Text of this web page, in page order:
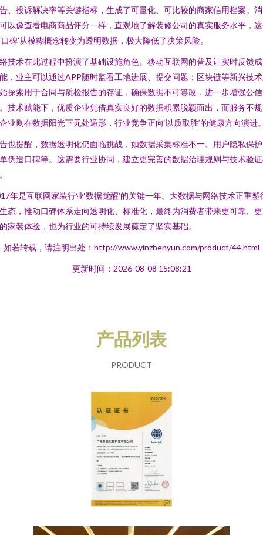
、投诉解决率等关键指标，生成了可量化、可比较的商家信用档案。
以像查看电商商品评分一样，直观地了解装修公司的真实服务水平，
口碑’从模糊概念转变为透明数据，极大降低了决策风险。
技术在此过程中扮演了基础设施角色。移动互联网的普及让实时反馈
，业主可以通过APP随时监看工地进展、提交问题；区块链等新兴技
探索用于合同与质检报告的存证，确保数据不可篡改，进一步增强公信
技术赋能下，优质企业凭借真实良好的数据积累脱颖而出，而服务不
业则在数据阳光下无处遁形，行业竞争正向‘以质取胜’的健康方向演进
也提醒，数据透明化仍面临挑战，如数据采集标准不一、用户隐私保
伪造口碑等。这需要行业协同，建立更完善的数据治理规则与技术验
年是互联网家装行业‘数据觉醒’的关键一年。大数据与网络技术正重塑
态，推动口碑体系走向透明化、标准化，最终为消费者带来更可靠、
家装体验，也为行业的可持续发展奠定了坚实基础。
如若转载，请注明出处：http://www.yinzhenyun.com/product/44.html
更新时间：2026-08-08 15:08:21
产品列表
PRODUCT